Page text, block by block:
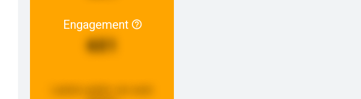
Engagement
601